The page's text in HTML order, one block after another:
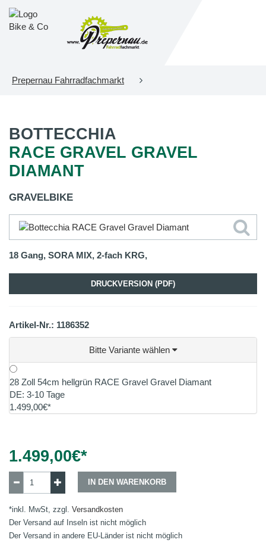
Prepernau Fahrradfachmarkt
BOTTECCHIA
RACE GRAVEL GRAVEL
DIAMANT
GRAVELBIKE
18 Gang, SORA MIX, 2-fach KRG,
DRUCKVERSION (PDF)
Artikel-Nr.: 1186352
Bitte Variante wählen
28 Zoll 54cm hellgrün RACE Gravel Gravel Diamant
DE: 3-10 Tage
1.499,00€*
1.499,00€*
IN DEN WARENKORB
*inkl. MwSt, zzgl. Versandkosten
Der Versand auf Inseln ist nicht möglich
Der Versand in andere EU-Länder ist nicht möglich